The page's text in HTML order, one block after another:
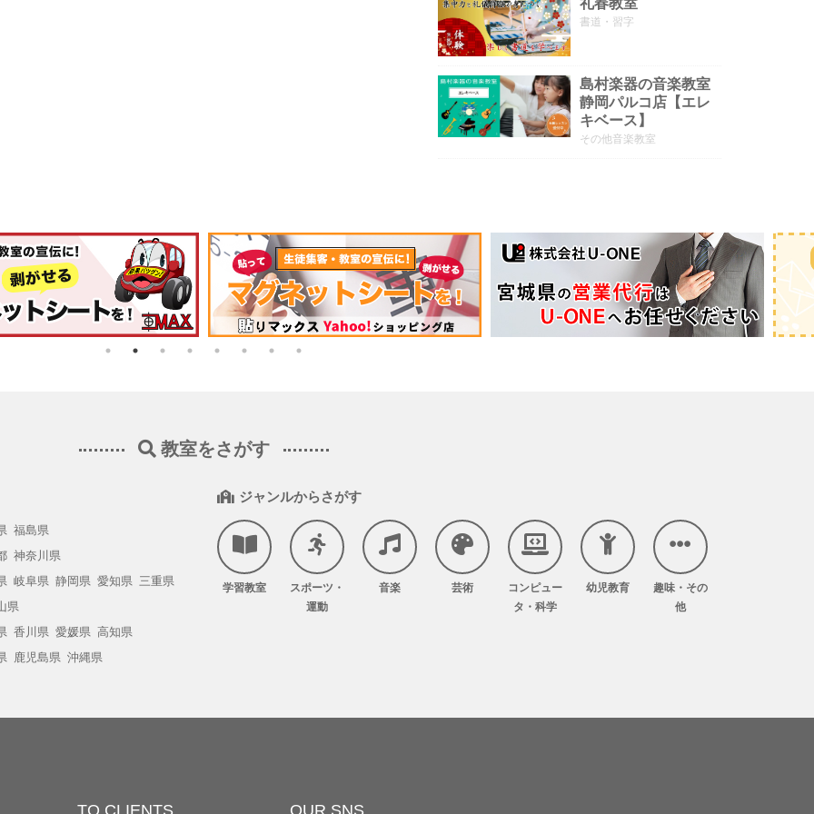
書道・習字
島村楽器の音楽教室
静岡パルコ店【エレ
キベース】
その他音楽教室
教室をさがす
福島県
神奈川県
岐阜県 静岡県 愛知県 三重県
県
香川県 愛媛県 高知県
鹿児島県 沖縄県
ジャンルからさがす
学習教室
スポーツ・
運動
音楽 芸術
コンピュー
タ・科学
幼児教育
趣味・その
他